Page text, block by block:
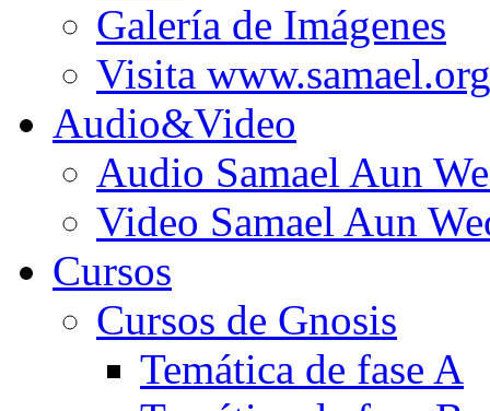
Galería de Imágenes
Visita www.samael.org
Audio&Video
Audio Samael Aun
Video Samael Aun
Cursos
Cursos de Gnosis
Temática de fase A